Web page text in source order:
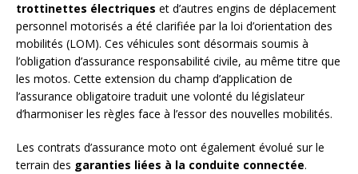
trottinettes électriques et d’autres engins de déplacement
personnel motorisés a été clarifiée par la loi d’orientation des
mobilités (LOM). Ces véhicules sont désormais soumis à
l’obligation d’assurance responsabilité civile, au même titre que
les motos. Cette extension du champ d’application de
l’assurance obligatoire traduit une volonté du législateur
d’harmoniser les règles face à l’essor des nouvelles mobilités.
Les contrats d’assurance moto ont également évolué sur le
terrain des garanties liées à la conduite connectée.